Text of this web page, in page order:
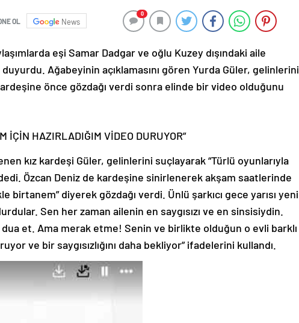
OL News
0
eşi Samar Dadgar ve oğlu Kuzey dışındaki aile
duyurdu. Ağabeyinin açıklamasını gören Yurda Güler, gelinlerini
önce gözdağı verdi sonra elinde bir video olduğunu
İÇİN HAZIRLADIĞIM VİDEO DURUYOR”
kız kardeşi Güler, gelinlerini suçlayarak “Türlü oyunlarıyla
Özcan Deniz de kardeşine sinirlenerek akşam saatlerinde
birtanem” diyerek gözdağı verdi. Ünlü şarkıcı gece yarısı yeni
Sen her zaman ailenin en saygısızı ve en sinsisiydin.
et. Ama merak etme! Senin ve birlikte olduğun o evli barklı
ve bir saygısızlığını daha bekliyor” ifadelerini kullandı.